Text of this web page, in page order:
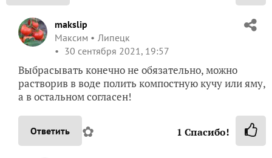
makslip
Максим
Липецк
30 сентября 2021, 19:57
Выбрасывать конечно не обязательно, можно
растворив в воде полить компостную кучу или яму,
а в остальном согласен!
Ответить ✿ 1 Спасибо!